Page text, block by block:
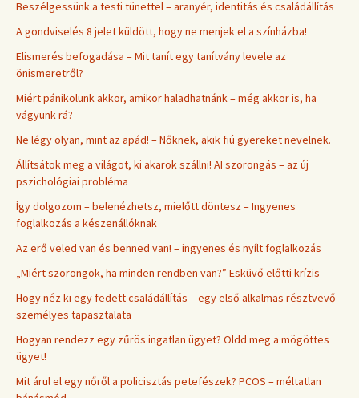
Beszélgessünk a testi tünettel – aranyér, identitás és családállítás
A gondviselés 8 jelet küldött, hogy ne menjek el a színházba!
Elismerés befogadása – Mit tanít egy tanítvány levele az
önismeretről?
Miért pánikolunk akkor, amikor haladhatnánk – még akkor is, ha
vágyunk rá?
Ne légy olyan, mint az apád! – Nőknek, akik fiú gyereket nevelnek.
Állítsátok meg a világot, ki akarok szállni! AI szorongás – az új
pszichológiai probléma
Így dolgozom – belenézhetsz, mielőtt döntesz – Ingyenes
foglalkozás a készenállóknak
Az erő veled van és benned van! – ingyenes és nyílt foglalkozás
„Miért szorongok, ha minden rendben van?” Esküvő előtti krízis
Hogy néz ki egy fedett családállítás – egy első alkalmas résztvevő
személyes tapasztalata
Hogyan rendezz egy zűrös ingatlan ügyet? Oldd meg a mögöttes
ügyet!
Mit árul el egy nőről a policisztás petefészek? PCOS – méltatlan